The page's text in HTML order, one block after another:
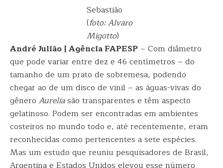
Sebastião
(foto: Alvaro
Migotto)
André Julião | Agência FAPESP – Com diâmetro
que pode variar entre dez e 46 centímetros – do
tamanho de um prato de sobremesa, podendo
chegar ao de um disco de vinil – as águas-vivas do
gênero Aureliasão transparentes e têm aspecto
gelatinoso. Podem ser encontradas em ambientes
costeiros no mundo todo e, até recentemente, eram
reconhecidas como pertencentes a sete espécies.
Mas um estudo que reuniu pesquisadores de Brasil,